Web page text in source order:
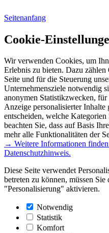
Seitenanfang
Cookie-
Wir verwenden Cookies, um
Erlebnis zu bieten. Dazu
Seite und für die Steuerung
Unternehmensziele notwendig
anonymen Statistikzwecken,
Anzeige personalisierter Inhalte
entscheiden, welche
beachten Sie, dass auf Basis
mehr alle Funktionalitäten der
→ Weitere Informationen
Datenschutzhinweis.
Diese Seite verwendet
betreten zu können, müssen
"Personalisierung" aktivieren.
Notwendig
Statistik
Komfort